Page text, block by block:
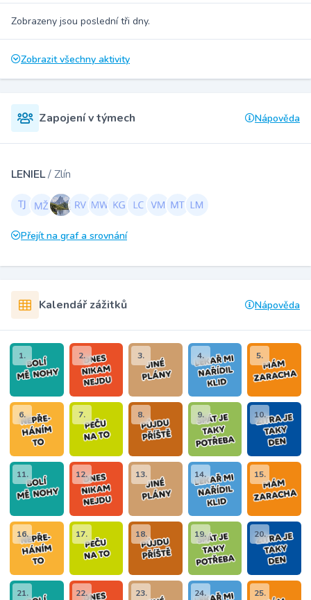
Zobrazeny jsou poslední tři dny.
Zobrazit všechny aktivity
Zapojení v týmech Nápověda
LENIEL/ Zlín
Přejít na graf a srovnání
Kalendář zážitků Nápověda
1. 2. 3. 4. 5.
6. 7. 8. 9. 10.
11. 12. 13. 14. 15.
16. 17. 18. 19. 20.
21. 22. 23. 24. 25.